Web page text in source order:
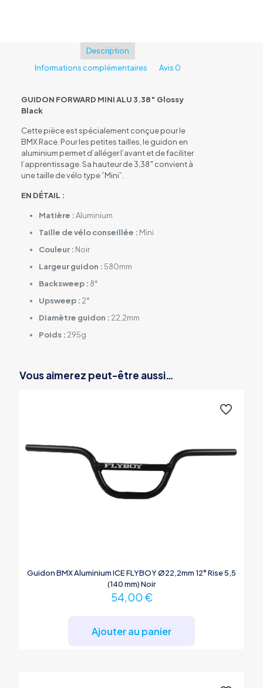
Description
Informations complémentaires
Avis 0
GUIDON FORWARD MINI ALU 3.38″ Glossy
Black
Cette pièce est spécialement conçue pour le
BMX Race. Pour les petites tailles, le guidon en
aluminium permet d’alléger l’avant et de faciliter
l’apprentissage. Sa hauteur de 3,38″ convient à
une taille de vélo type ”Mini”.
EN DÉTAIL :
Matière :Aluminium
Taille de vélo conseillée : Mini
Couleur : Noir
Largeur guidon :580mm
Backsweep : 8°
Upsweep : 2°
Diamètre guidon : 22,2mm
Poids : 295g
Vous aimerez peut-être aussi…
Guidon BMX Aluminium ICE FLYBOY Ø22,2mm 12° Rise 5,5
(140 mm) Noir
54,00 €
Ajouter au panier